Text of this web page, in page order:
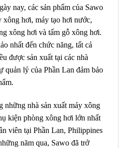
nay, các sản phẩm của Sawo
xông hơi, máy tạo hơi nước,
xông hơi và tấm gỗ xông hơi.
nhất đến chức năng, tất cả
được sản xuất tại các nhà
quản lý của Phần Lan đảm bảo
những nhà sản xuất máy xông
kiện phòng xông hơi lớn nhất
viên tại Phần Lan, Philippines
năm qua, Sawo đã trở